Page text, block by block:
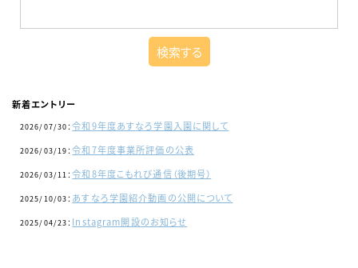
新着エントリー
2026/07/30：令和9年度あすなろ学園入園に関して
2026/03/19：令和7年度事業所評価の公表
2026/03/11：令和8年度こもれび通信（後期号）
2025/10/03： あすなろ学園紹介動画の公開について
2025/04/23： Instagram開設のお知らせ